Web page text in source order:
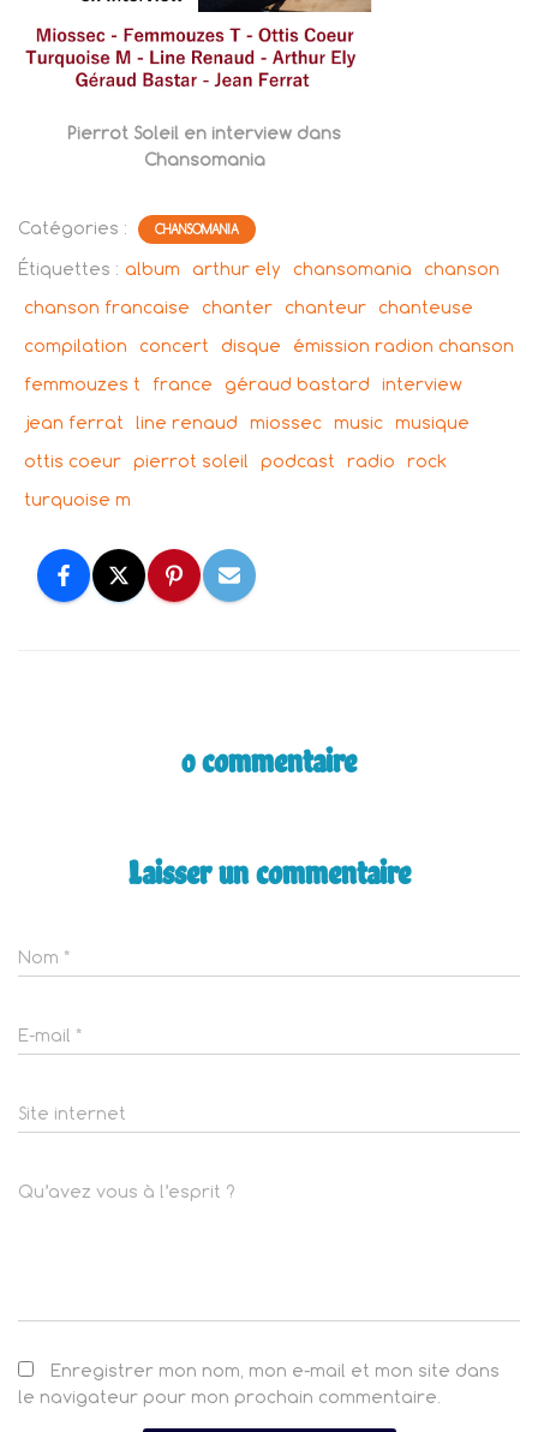
Pierrot Soleil en interview dans
Chansomania
Catégories : CHANSOMANIA
Étiquettes : album arthur ely chansomania
chanson
chanson francaise
chanter chanteur chanteuse
compilation
concert disque
émission radion chanson
femmouzes t france géraud bastard interview
jean ferrat line renaud miossec music musique
ottis coeur pierrot soleil podcast radio rock
turquoise m
0 commentaire
Laisser un commentaire
Nom *
E-mail *
Site internet
Qu’avez vous à l’esprit ?
Enregistrer mon nom, mon e-mail et mon site dans
le navigateur pour mon prochain commentaire.